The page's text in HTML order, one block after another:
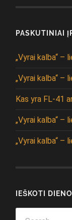
PASKUTINIAI
„Vyrai kalba“ –
„Vyrai kalba“ –
Kas yra FL-41
„Vyrai kalba“ –
„Vyrai kalba“ –
IEŠKOTI